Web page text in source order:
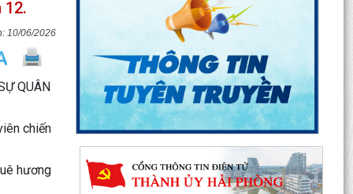
12.
10/06/2026
QUÂN
chiến
hương